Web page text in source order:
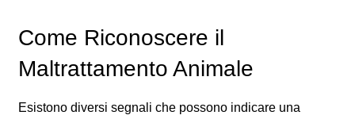
Come Riconoscere il
Maltrattamento Animale
Esistono diversi segnali che possono indicare una